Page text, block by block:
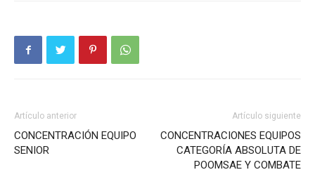
Artículo anterior
CONCENTRACIÓN EQUIPO
SENIOR
Artículo siguiente
CONCENTRACIONES EQUIPOS
CATEGORÍA ABSOLUTA DE
POOMSAE Y COMBATE